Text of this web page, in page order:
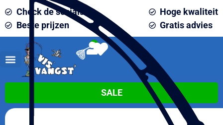
Check de socials
Beste prijzen
Hoge kwaliteit
Gratis advies
0
SALE